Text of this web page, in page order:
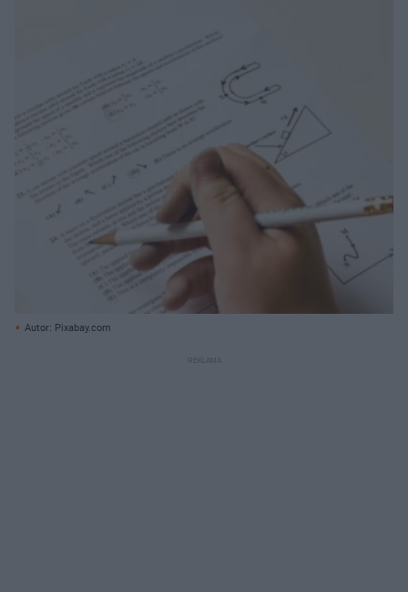
Autor: Pixabay.com